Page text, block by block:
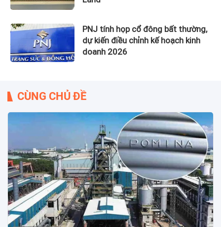
PNJ tính họp cổ đông bất thường,
dự kiến điều chỉnh kế hoạch kinh
doanh 2026
CÙNG CHỦ ĐỀ